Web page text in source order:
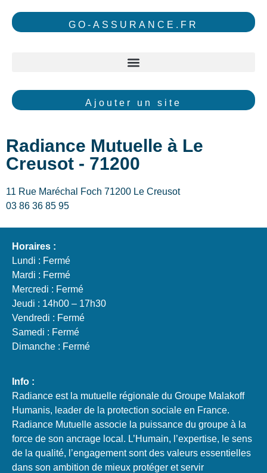
GO-ASSURANCE.FR
Ajouter un site
Radiance Mutuelle à Le
Creusot - 71200
11 Rue Maréchal Foch 71200 Le Creusot
03 86 36 85 95
Horaires :
Lundi : Fermé
Mardi : Fermé
Mercredi : Fermé
Jeudi : 14h00 – 17h30
Vendredi : Fermé
Samedi : Fermé
Dimanche : Fermé
Info :
Radiance est la mutuelle régionale du Groupe Malakoff
Humanis, leader de la protection sociale en France.
Radiance Mutuelle associe la puissance du groupe à la
force de son ancrage local. L’Humain, l’expertise, le sens
de la qualité, l’engagement sont des valeurs essentielles
dans son ambition de mieux protéger et servir